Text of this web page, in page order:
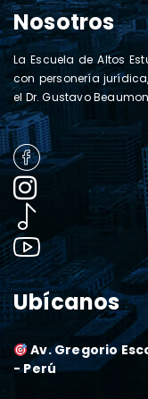
Nosotros
La Escuela de Altos
con personería
el Dr. Gustavo
Ubícanos
Av. Gregorio
- Perú